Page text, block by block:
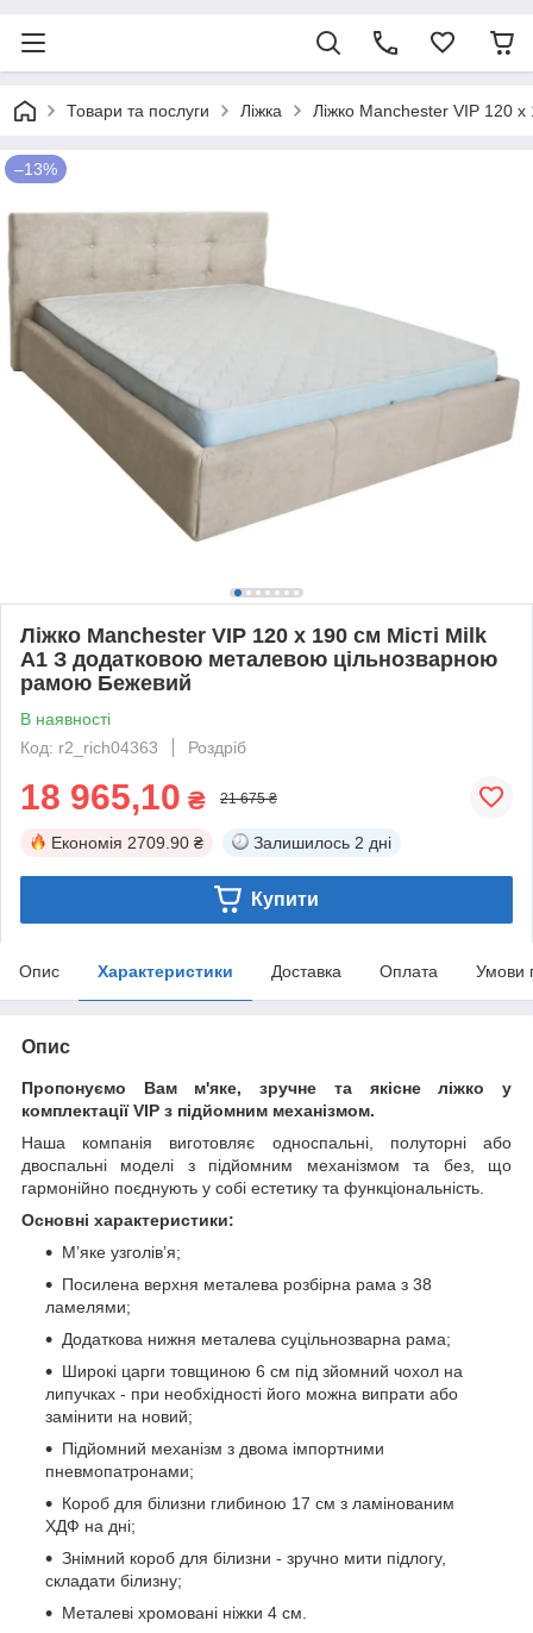
Товари та послуги Ліжка Ліжко Manchester VIP 120
–13%
Ліжко Manchester VIP 120 х 190 см Місті Milk
A1 З додатковою металевою цільнозварною
рамою Бежевий
В наявності
Код: r2_rich04363
Роздріб
18 965,10 ₴ 21 675 ₴
Економія 2709.90 ₴ Залишилось 2 дні
Купити
Опис Характеристики Доставка Оплата Умови
Опис
Пропонуємо Вам м'яке, зручне та якiсне ліжко у
комплектації VIP з підйомним механізмом.
Наша компанія виготовляє односпальні, полуторні або
двоспальні моделі з підйомним механізмом та без, що
гармонійно поєднують у собі естетику та функціональність.
Основні характеристики:
М’яке узголів’я;
Посилена верхня металева розбірна рама з 38
ламелями;
Додаткова нижня металева суцільнозварна рама;
Широкі царги товщиною 6 см під зйомний чохол на
липучках - при необхідності його можна випрати або
замінити на новий;
Підйомний механізм з двома імпортними
пневмопатронами;
Короб для білизни глибиною 17 см з ламінованим
ХДФ на дні;
Знімний короб для білизни - зручно мити підлогу,
складати білизну;
Металеві хромовані ніжки 4 см.